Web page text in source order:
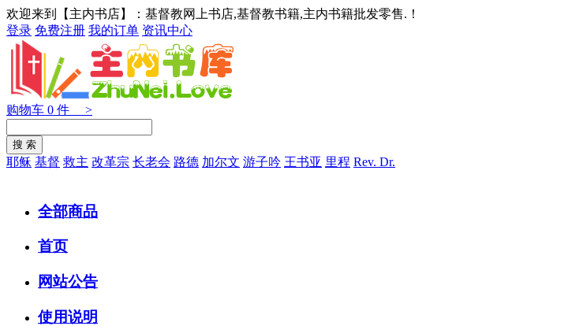
欢迎来到【主内书店】：基督教网上书店,基督教书籍,主内书籍批发零售.！
登录 免费注册 我的订单 资讯中心
购物车 0 件 >
耶稣 基督 救主 改革宗 长老会 路德 加尔文 游子吟 王书亚 里程 Rev. Dr.
全部商品
首页
网站公告
使用说明